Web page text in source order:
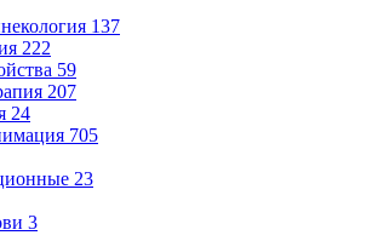
137
222
59
207
24
705
23
3